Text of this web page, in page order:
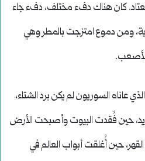
كان هناك دفء مختلف، دفء جاء
ومن دموع امتزجت بالمطر وهي
عاناه السوريون لم يكن برد الشتاء،
حين فُقدت البيوت وأصبحت الأرض
حين أُغلقت أبواب العالم في